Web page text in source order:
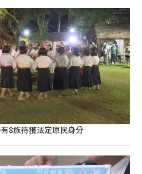
8族待獲法定原民身分